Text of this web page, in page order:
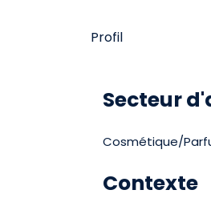
Profil
Secteur
Cosmétique/
Contexte